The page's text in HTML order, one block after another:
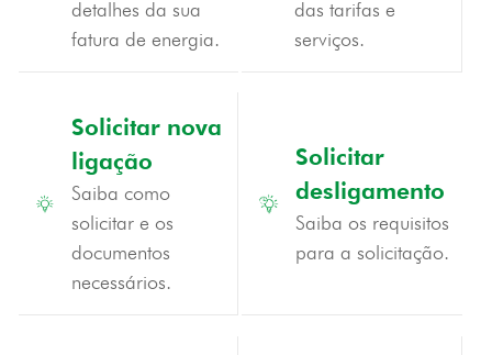
detalhes da sua
fatura de energia.
das tarifas e
serviços.
Solicitar nova
ligação
Saiba como
solicitar e os
documentos
necessários.
Solicitar
desligamento
Saiba os requisitos
para a solicitação.